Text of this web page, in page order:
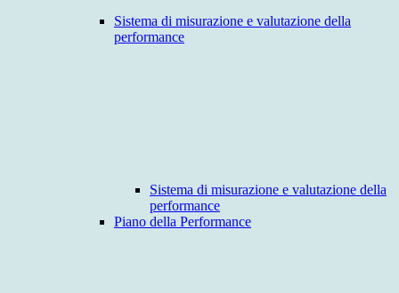
Sistema di misurazione e valutazione della
performance
Sistema di misurazione e valutazione della
performance
Piano della Performance